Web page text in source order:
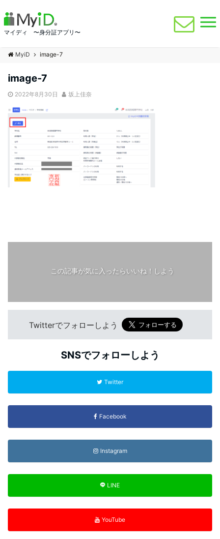
マイディ 〜身分証アプリ〜
MyiD image-7
image-7
2022年8月30日 坂上佳奈
この記事が気に入ったらいいね！しよう
Twitterでフォローしよう
SNSでフォローしよう
Twitter
Facebook
Instagram
LINE
YouTube